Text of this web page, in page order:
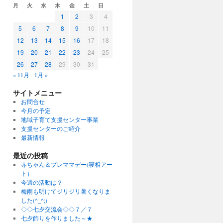
月 火 水 木 金 土 日
1 2 3
4
5
6 7 8 9 10
11
12
13 14 15 16 17
18
19
20 21 22 23 24
25
26
27 28 29 30 31
« 11月 1月 »
サイトメニュー
お問合せ
今月の予定
地域子育て支援センター事業
支援センターのご紹介
最新情報
最近の投稿
赤ちゃん＆プレママデー(寝相アー
ト）
今週の活動は？
梅雨も明けてジリジリ暑くなりま
した(^_^;)
◇◇七夕交流会◇◇７／７
七夕飾りを作りました～★